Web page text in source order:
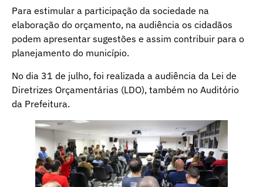
Para estimular a participação da sociedade na
elaboração do orçamento, na audiência os cidadãos
podem apresentar sugestões e assim contribuir para o
planejamento do município.
No dia 31 de julho, foi realizada a audiência da Lei de
Diretrizes Orçamentárias (LDO), também no Auditório
da Prefeitura.